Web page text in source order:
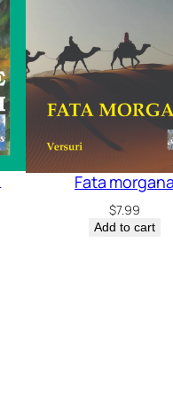
Fata morgana
$7.99
Add to cart